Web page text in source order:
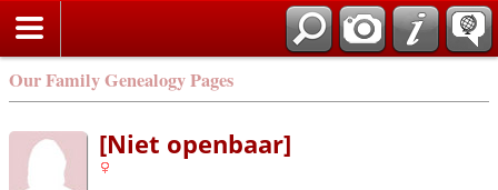
Our Family Genealogy Pages
[Niet openbaar]